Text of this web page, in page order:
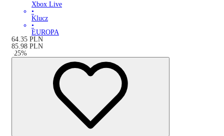
Xbox Live
•
Klucz
•
EUROPA
64.35 PLN
85.98 PLN
-25%